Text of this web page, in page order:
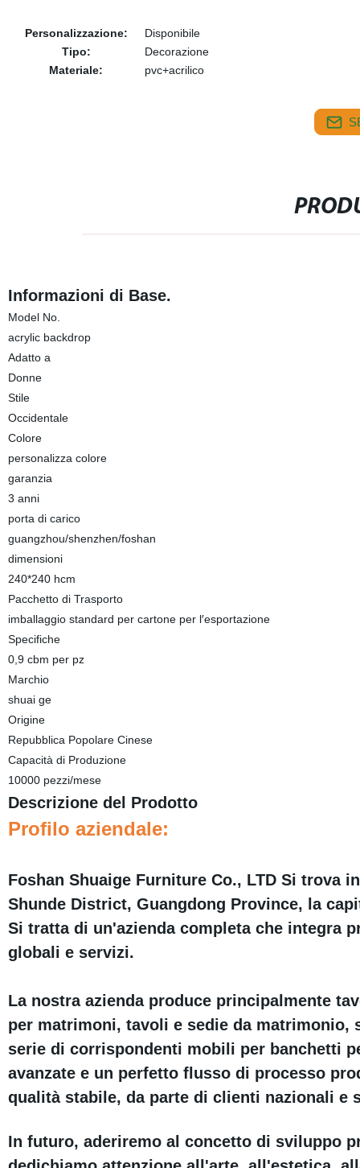
Personalizzazione:
Disponibile
Tipo:
Decorazione
Materiale:
pvc+acrilico
Informazioni di Base.
Model No.
acrylic backdrop
Adatto a
Donne
Stile
Occidentale
Colore
personalizza colore
garanzia
3 anni
porta di carico
guangzhou/shenzhen/foshan
dimensioni
240*240 hcm
Pacchetto di Trasporto
imballaggio standard per cartone per l′esportazione
Specifiche
0,9 cbm per pz
Marchio
shuai ge
Origine
Repubblica Popolare Cinese
Capacità di Produzione
10000 pezzi/mese
Descrizione del Prodotto
Profilo aziendale:
Foshan Shuaige Furniture Co., LTD Si trova
Shunde District, Guangdong Province, la
Si tratta di un'azienda completa che integra
globali e servizi.
La nostra azienda produce principalmente
per matrimoni, tavoli e sedie da
serie di corrispondenti mobili per banchetti
avanzate e un perfetto flusso di processo
qualità stabile, da parte di clienti nazionali
In futuro, aderiremo al concetto di sviluppo